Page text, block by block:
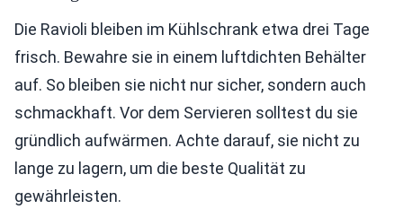
Die Ravioli bleiben im Kühlschrank etwa drei Tage
frisch. Bewahre sie in einem luftdichten Behälter
auf. So bleiben sie nicht nur sicher, sondern auch
schmackhaft. Vor dem Servieren solltest du sie
gründlich aufwärmen. Achte darauf, sie nicht zu
lange zu lagern, um die beste Qualität zu
gewährleisten.